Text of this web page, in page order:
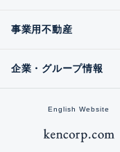
事業用不動産
企業・グループ情報
English Website